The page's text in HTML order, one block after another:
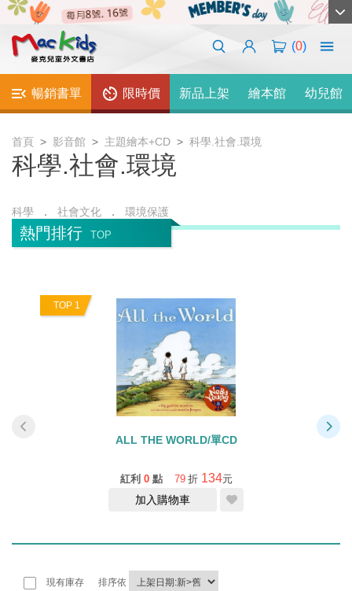
(0)
暢銷書單 限時價 新品上架 繪本館 幼兒館
首頁 影音館 主題繪本+CD 科學.社會.環境
科學.社會.環境
科學 社會文化 環境保護
熱門排行 TOP
TOP 1
ALL THE WORLD/單CD
紅利 0 點 79 折 134元
加入購物車
現有庫存 排序依